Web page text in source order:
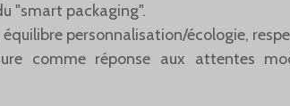
"smart packaging".
personnalisation/écologie,
comme réponse aux attentes